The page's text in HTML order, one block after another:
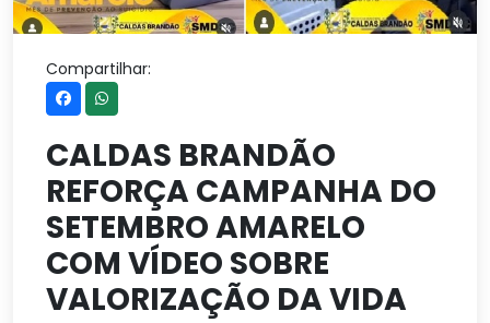
Compartilhar:
CALDAS BRANDÃO
REFORÇA CAMPANHA DO
SETEMBRO AMARELO
COM VÍDEO SOBRE
VALORIZAÇÃO DA VIDA